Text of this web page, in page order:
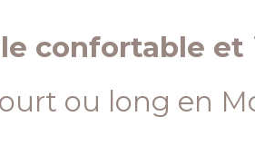
confortable et
ou long en